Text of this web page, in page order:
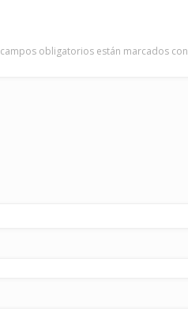
obligatorios están marcados con